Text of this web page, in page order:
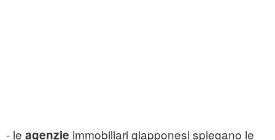
- le agenzie immobiliari giapponesi spiegano le